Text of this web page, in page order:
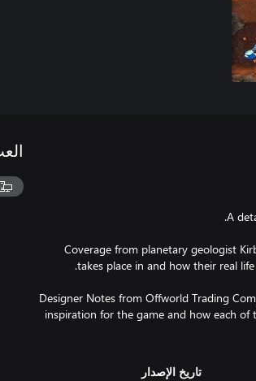
Coverage from planetary geologist
Designer Notes from Offworld Trading
inspiration for the game and how each of
تاريخ الإصدار